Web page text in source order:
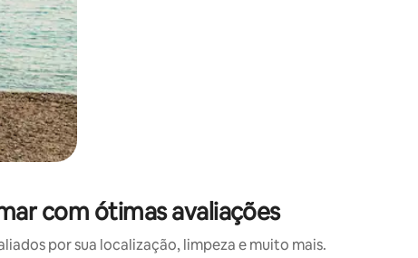
com ótimas avaliações
por sua localização, limpeza e muito mais.